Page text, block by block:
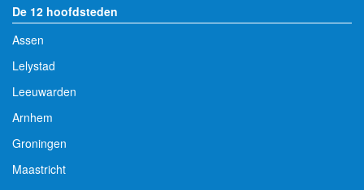
De 12 hoofdsteden
Assen
Lelystad
Leeuwarden
Arnhem
Groningen
Maastricht